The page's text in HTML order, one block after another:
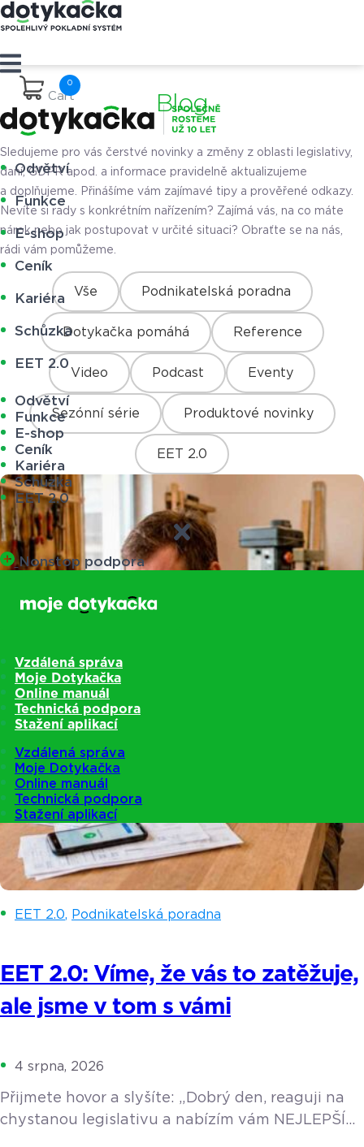
Cart
Odvětví
Funkce
E-shop
Ceník
Kariéra
Schůzka
EET 2.0
Odvětví
Funkce
E-shop
Ceník
Kariéra
Schůzka
EET 2.0
Nonstop podpora
Vzdálená správa
Moje Dotykačka
Online manuál
Technická podpora
Stažení aplikací
Vzdálená správa
Moje Dotykačka
Online manuál
Technická podpora
Stažení aplikací
Blog
Sledujeme pro vás čerstvé novinky a změny z oblasti legislativy,
daní, GDPR apod. a informace pravidelně aktualizujeme
a doplňujeme. Přinášíme vám zajímavé tipy a prověřené odkazy.
Nevíte si rady s konkrétním nařízením? Zajímá vás, na co máte
nárok nebo jak postupovat v určité situaci? Obraťte se na nás,
rádi vám pomůžeme.
Vše Podnikatelská poradna
Dotykačka pomáhá Reference
Video Podcast Eventy
Sezónní série Produktové novinky
EET 2.0
EET 2.0, Podnikatelská poradna
EET 2.0: Víme, že vás to zatěžuje,
ale jsme v tom s vámi
4 srpna, 2026
Přijmete hovor a slyšíte: „Dobrý den, reaguji na
chystanou legislativu a nabízím vám NEJLEPŠÍ